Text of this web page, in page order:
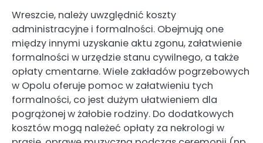
Wreszcie, należy uwzględnić koszty
administracyjne i formalności. Obejmują one
między innymi uzyskanie aktu zgonu, załatwienie
formalności w urzędzie stanu cywilnego, a także
opłaty cmentarne. Wiele zakładów pogrzebowych
w Opolu oferuje pomoc w załatwieniu tych
formalności, co jest dużym ułatwieniem dla
pogrążonej w żałobie rodziny. Do dodatkowych
kosztów mogą należeć opłaty za nekrologi w